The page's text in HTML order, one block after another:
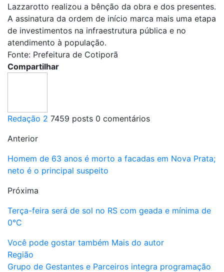
Lazzarotto realizou a bênção da obra e dos presentes.
A assinatura da ordem de início marca mais uma etapa
de investimentos na infraestrutura pública e no
atendimento à população.
Fonte: Prefeitura de Cotiporã
Compartilhar
Redação 2 7459 posts 0 comentários
Anterior
Homem de 63 anos é morto a facadas em Nova Prata;
neto é o principal suspeito
Próxima
Terça-feira será de sol no RS com geada e mínima de
0°C
Você pode gostar também Mais do autor
Região
Grupo de Gestantes e Parceiros integra programação